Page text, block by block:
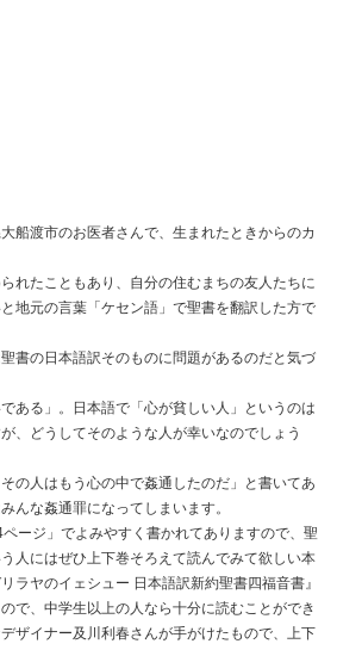
船渡市のお医者さんで、生まれたときからのカ
れたこともあり、自分の住むまちの友人たちに
地元の言葉「ケセン語」で聖書を翻訳した方で
書の日本語訳そのものに問題があるのだと気づ
ある」。日本語で「心が貧しい人」というのは
、どうしてそのような人が幸いなのでしょう
の人はもう心の中で姦通したのだ」と書いてあ
んな姦通罪になってしまいます。
ージ」でよみやすく書かれてありますので、聖
人にはぜひ上下巻そろえて読んでみて欲しい本
ラヤのイェシュー 日本語訳新約聖書四福音書』
で、中学生以上の人なら十分に読むことができ
ザイナー及川利春さんが手がけたもので、上下